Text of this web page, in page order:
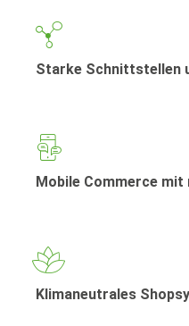
Starke Schnittstellen
Mobile Commerce
Klimaneutrales